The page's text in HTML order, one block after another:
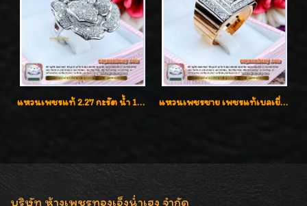
แหวนเพชรแท้ 2.27 กะรัต น้ำ 100% เบลเยี่ยมคัท ลวดลายดอกกุหลาบหรู แหวนเพชรชาย เพชรแท้เบลเยี่ยมคัท น้ำ100% D-Color/VVS 2.46 กะรัต
บริษัท ห้างเพชรทองเอ็งน่ำเฮง จำกัด